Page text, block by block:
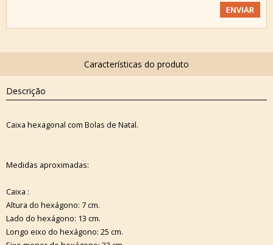
Descrição
Caixa hexagonal com Bolas de Natal.
Medidas aproximadas:
Caixa :
Altura do hexágono: 7 cm.
Lado do hexágono: 13 cm.
Longo eixo do hexágono: 25 cm.